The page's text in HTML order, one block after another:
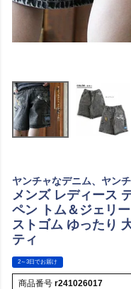
ヤンチャなデニム、ヤン
メンズ レディース
ペン トム＆ジェリ
ストゴム ゆったり
ティ
2～3日でお届け
商品番号 r241026017